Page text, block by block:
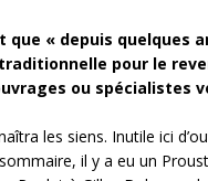
que « depuis quelques
pour le
ou spécialistes
les siens. Inutile ici
il y a eu un